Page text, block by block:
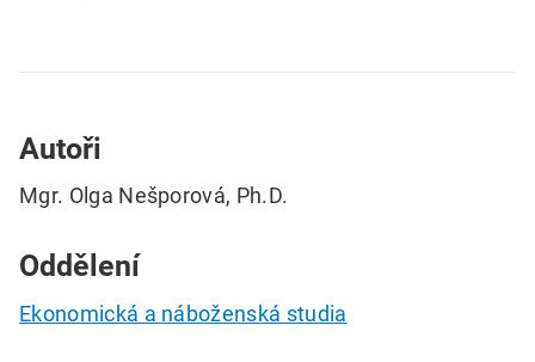
Autoři
Mgr. Olga Nešporová, Ph.D.
Oddělení
Ekonomická a náboženská studia